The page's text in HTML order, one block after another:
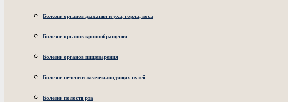
Болезни органов дыхания и уха, горла, носа
Болезни органов кровообращения
Болезни органов пищеварения
Болезни печени и желчевыводящих путей
Болезни полости рта